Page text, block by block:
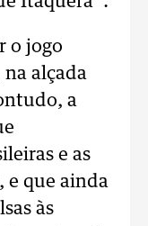
o jogo
na alçada
a
e as
e que ainda
às